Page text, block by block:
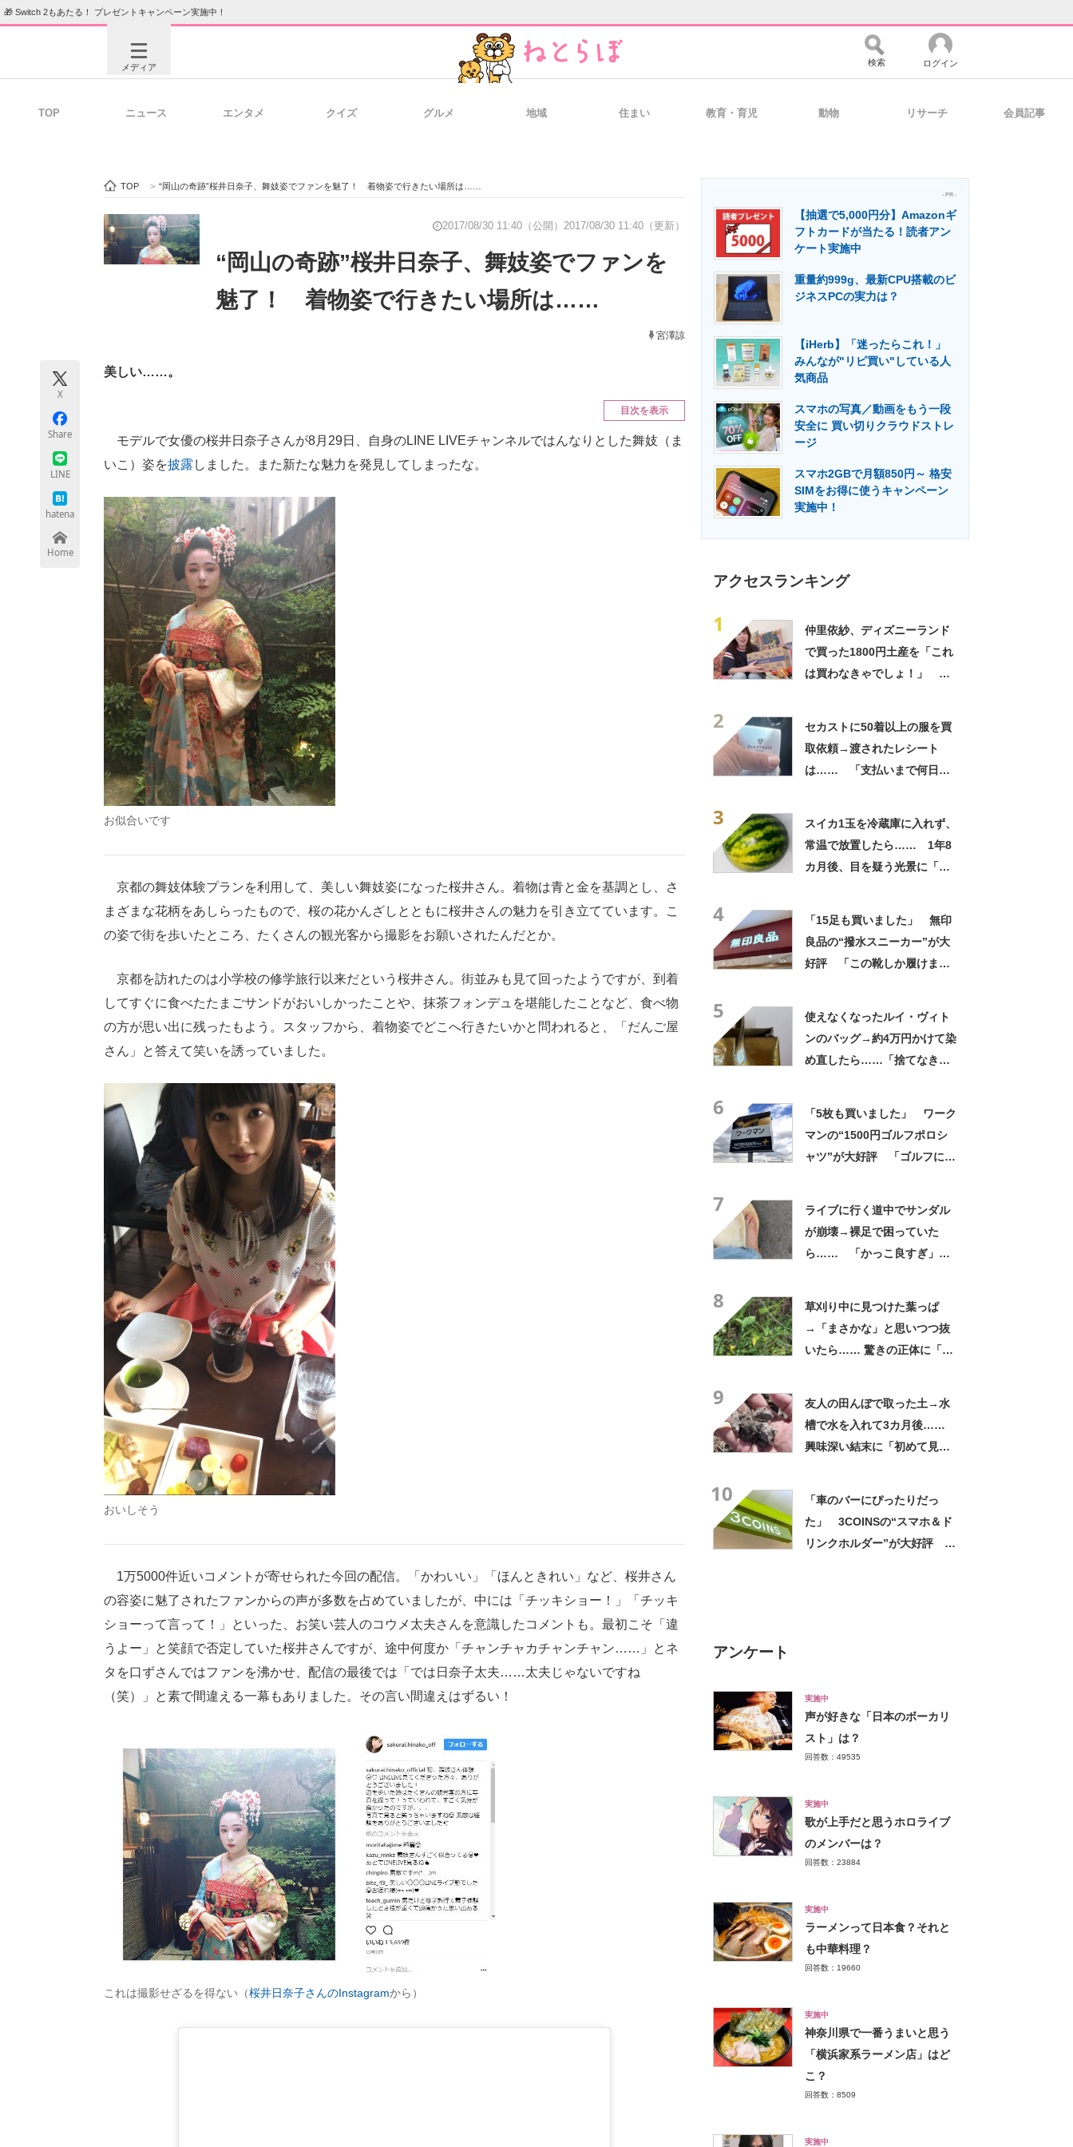
🎁 Switch 2もあたる！ プレゼントキャンペーン実施中！
メディア
ビジネスと働き方のヒント 経営リーダーのコミュニティ マーケ×ITの今がよく分かる
ITエンジニア向け専門サイト 企業向けIT製品の総合サイト IT製品の技術・比較・事例 製造業のIT導入・活用を支援
モノづくり技術者専門サイト エネルギーの専門メディア 建設×テクノロジーの最前線
ちょっと気になるネットの話題
検索 ログイン
TOP ニュース エンタメ クイズ グルメ 地域 住まい 教育・育児 動物 リサーチ 会員記事
TOP > “岡山の奇跡”桜井日奈子、舞妓姿でファンを魅了！ 着物姿で行きたい場所は……
2017/08/30 11:40（公開） 2017/08/30 11:40（更新）
“岡山の奇跡”桜井日奈子、舞妓姿でファンを
魅了！ 着物姿で行きたい場所は……
宮澤諒
X
Share
LINE
hatena
Home
美しい……。
目次を表示
モデルで女優の桜井日奈子さんが8月29日、自身のLINE LIVEチャンネルではんなりとした舞妓（ま
いこ）姿を披露 しました。また新たな魅力を発見してしまったな。
お似合いです
京都の舞妓体験プランを利用して、美しい舞妓姿になった桜井さん。着物は青と金を基調とし、さ
まざまな花柄をあしらったもので、桜の花かんざしとともに桜井さんの魅力を引き立てています。こ
の姿で街を歩いたところ、たくさんの観光客から撮影をお願いされたんだとか。
京都を訪れたのは小学校の修学旅行以来だという桜井さん。街並みも見て回ったようですが、到着
してすぐに食べたたまごサンドがおいしかったことや、抹茶フォンデュを堪能したことなど、食べ物
の方が思い出に残ったもよう。スタッフから、着物姿でどこへ行きたいかと問われると、「だんご屋
さん」と答えて笑いを誘っていました。
おいしそう
1万5000件近いコメントが寄せられた今回の配信。「かわいい」「ほんときれい」など、桜井さん
の容姿に魅了されたファンからの声が多数を占めていましたが、中には「チッキショー！」「チッキ
ショーって言って！」といった、お笑い芸人のコウメ太夫さんを意識したコメントも。最初こそ「違
うよー」と笑顔で否定していた桜井さんですが、途中何度か「チャンチャカチャンチャン……」とネ
タを口ずさんではファンを沸かせ、配信の最後では「では日奈子太夫……太夫じゃないですね
（笑）」と素で間違える一幕もありました。その言い間違えはずるい！
これは撮影せざるを得ない（桜井日奈子さんのInstagramから）
- PR -
【抽選で5,000円分】Amazonギ
フトカードが当たる！読者アン
ケート実施中
重量約999g、最新CPU搭載のビ
ジネスPCの実力は？
【iHerb】「迷ったらこれ！」
みんなが"リピ買い"している人
気商品
スマホの写真／動画をもう一段
安全に 買い切りクラウドストレ
ージ
スマホ2GBで月額850円～ 格安
SIMをお得に使うキャンペーン
実施中！
アクセスランキング
1
仲里依紗、ディズニーランド
で買った1800円土産を「これ
は買わなきゃでしょ！」
2
セカストに50着以上の服を買
取依頼→渡されたレシート
は…… 「支払いまで何日か
3
スイカ1玉を冷蔵庫に入れず、
常温で放置したら…… 1年8
カ月後、目を疑う光景に「ヤ
4
「15足も買いました」 無印
良品の“撥水スニーカー”が大
好評 「この靴しか履けませ
5
使えなくなったルイ・ヴィト
ンのバッグ→約4万円かけて染
め直したら……「捨てなきゃ
6
「5枚も買いました」 ワーク
マンの“1500円ゴルフポロシ
ャツ”が大好評 「ゴルフにも
7
ライブに行く道中でサンダル
が崩壊→裸足で困っていた
ら…… 「かっこ良すぎ」ま
8
草刈り中に見つけた葉っぱ
→「まさかな」と思いつつ抜
いたら…… 驚きの正体に「お
9
友人の田んぼで取った土→水
槽で水を入れて3カ月後……
興味深い結末に「初めて見
10
「車のバーにぴったりだっ
た」 3COINSの“スマホ＆ド
リンクホルダー”が大好評
アンケート
実施中
声が好きな「日本のボーカリ
スト」は？
回答数：49535
実施中
歌が上手だと思うホロライブ
のメンバーは？
回答数：23884
実施中
ラーメンって日本食？それと
も中華料理？
回答数：19660
実施中
神奈川県で一番うまいと思う
「横浜家系ラーメン店」はど
こ？
回答数：8509
実施中